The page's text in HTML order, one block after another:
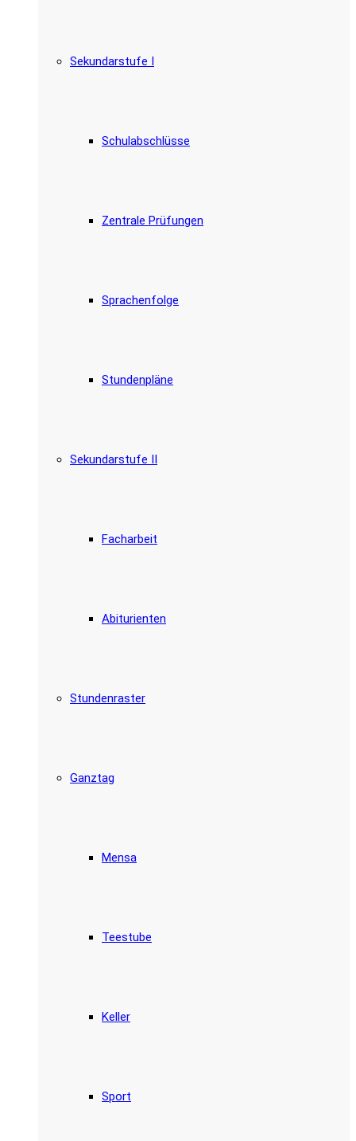
Sekundarstufe I
Schulabschlüsse
Zentrale Prüfungen
Sprachenfolge
Stundenpläne
Sekundarstufe II
Facharbeit
Abiturienten
Stundenraster
Ganztag
Mensa
Teestube
Keller
Sport